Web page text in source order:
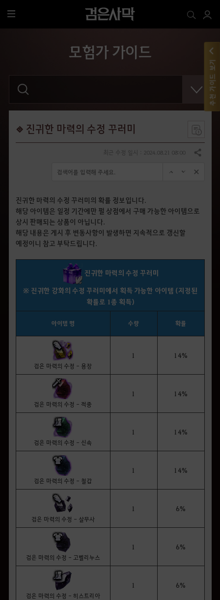
전
모험가 가이드
를
입
진귀한 마력의 수정 꾸러미
공유하기
진귀한 마력의 수정 꾸러미의 확률 정보입니다.
해당 아이템은 일정 기간에만 펄 상점에서 구매 가능한 아이템으로
상시 판매되는 상품이 아닙니다.
해당 내용은 게시 후 변동사항이 발생하면 지속적으로 갱신할
예정이니 참고 부탁드립니다.
진귀한 마력의 수정 꾸러미
※ 진귀한 강화의 수정 꾸러미에서 획득 가능한 아이템 (지정된
확률로 1종 획득)
아이템 명 수량 확률
검은 마력의 수정 - 용장
1 14%
검은 마력의 수정 - 적중
1 14%
검은 마력의 수정 - 신속
1 14%
검은 마력의 수정 - 철갑
1 14%
검은 마력의 수정 - 살무사
1 6%
검은 마력의 수정 - 고벨리누스
1 6%
검은 마력의 수정 - 히스트리아
1 6%
추천 가이드 보기